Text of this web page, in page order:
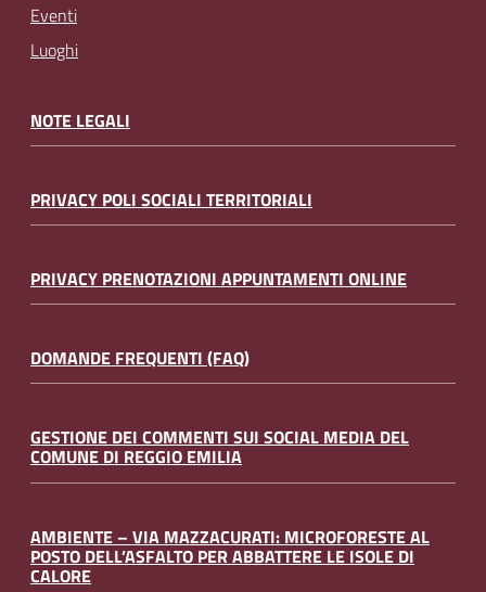
Eventi
Luoghi
NOTE LEGALI
PRIVACY POLI SOCIALI TERRITORIALI
PRIVACY PRENOTAZIONI APPUNTAMENTI ONLINE
DOMANDE FREQUENTI (FAQ)
GESTIONE DEI COMMENTI SUI SOCIAL MEDIA DEL
COMUNE DI REGGIO EMILIA
AMBIENTE – VIA MAZZACURATI: MICROFORESTE AL
POSTO DELL’ASFALTO PER ABBATTERE LE ISOLE DI
CALORE